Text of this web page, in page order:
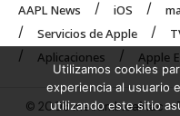
AAPL News iOS
Servicios de Apple
Aplicaciones
Apple
© 2008 mecambioaMac –
Utilizamos cookies
experiencia al usuario
utilizando este sitio